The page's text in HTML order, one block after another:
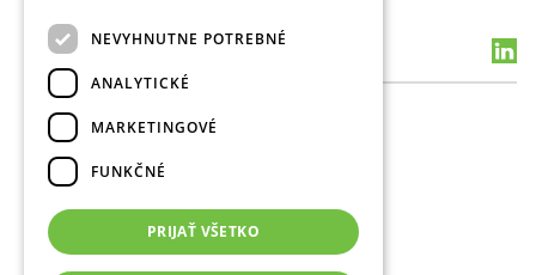
Kontakty
Média
Impressum
Havarijná zelená linka
NEVYHNUTNE POTREBNÉ
ANALYTICKÉ
MARKETINGOVÉ
FUNKČNÉ
PRIJAŤ VŠETKO